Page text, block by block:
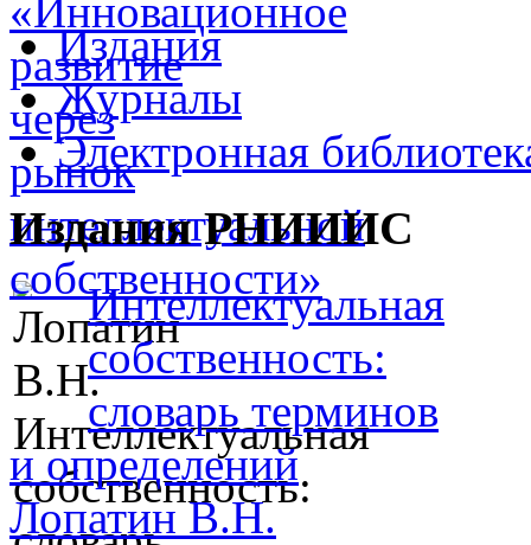
Издания
Журналы
Электронная
Издания РНИИИС
Интеллектуальная
собственность:
словарь терминов
и определений
Лопатин В.Н.